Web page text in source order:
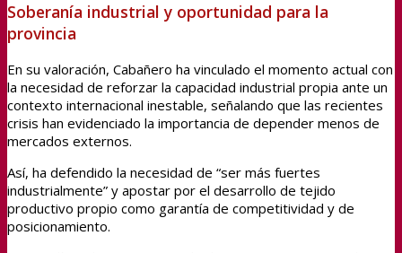
Soberanía industrial y oportunidad para la
provincia
En su valoración, Cabañero ha vinculado el momento actual con
la necesidad de reforzar la capacidad industrial propia ante un
contexto internacional inestable, señalando que las recientes
crisis han evidenciado la importancia de depender menos de
mercados externos.
Así, ha defendido la necesidad de “ser más fuertes
industrialmente” y apostar por el desarrollo de tejido
productivo propio como garantía de competitividad y de
posicionamiento.